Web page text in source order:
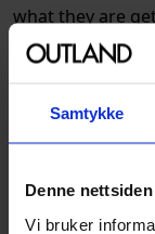
Samtykke
Denne
Vi bruker
what they are
Varenummer